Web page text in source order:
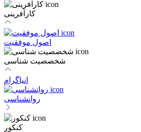
کارآفرینی
اصول موفقیت
شخصصیت شناسی
انیاگرام
روانشناسی
کنکور